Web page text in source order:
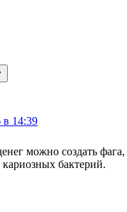
в 14:39
можно создать
бактерий.